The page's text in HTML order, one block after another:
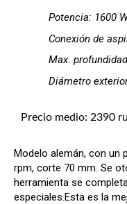
Potencia: 1600
Conexión de
Max.
Diámetro
Precio medio: 2390
Modelo alemán, con un
rpm, corte 70 mm. Se
herramienta se
especiales.Esta es la